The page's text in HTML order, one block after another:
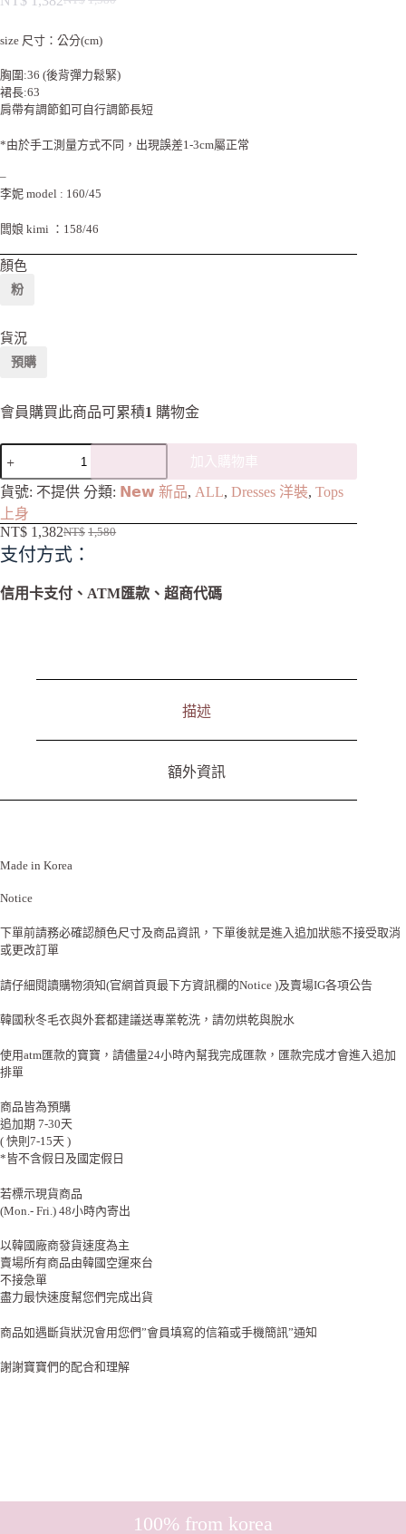
size 尺寸：公分(cm)
胸圍:36 (後背彈力鬆緊)
裙長:63
肩帶有調節釦可自行調節長短
*由於手工測量方式不同，出現誤差1-3cm屬正常
–
李妮 model : 160/45
闆娘 kimi ：158/46
顏色
粉
貨況
預購
會員購買此商品可累積1 購物金
加入購物車
A
t
e
r
a
t
貨號: 不提供 分類: 𝗡𝗲𝘄 新品, ALL, Dresses 洋裝, Tops
上身
NT$ 1,580
NT$ 1,382
支付方式：
信用卡支付、ATM匯款、超商代碼
描述
額外資訊
Made in Korea
Notice
下單前請務必確認顏色尺寸及商品資訊，下單後就是進入追加狀態不接受取消
或更改訂單
請仔細閱讀購物須知(官網首頁最下方資訊欄的Notice )及賣場IG各項公告
韓國秋冬毛衣與外套都建議送專業乾洗，請勿烘乾與脫水
使用atm匯款的寶寶，請儘量24小時內幫我完成匯款，匯款完成才會進入追加
排單
商品皆為預購
追加期 7-30天
( 快則7-15天 )
*皆不含假日及國定假日
若標示現貨商品
(Mon.- Fri.) 48小時內寄出
以韓國廠商發貨速度為主
賣場所有商品由韓國空運來台
不接急單
盡力最快速度幫您們完成出貨
商品如遇斷貨狀況會用您們”會員填寫的信箱或手機簡訊”通知
謝謝寶寶們的配合和理解
100% from korea